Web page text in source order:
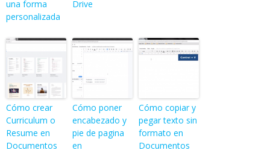
una forma
personalizada
Drive
Cómo crear
Curriculum o
Resume en
Documentos
Cómo poner
encabezado y
pie de pagina
en
Cómo copiar y
pegar texto sin
formato en
Documentos